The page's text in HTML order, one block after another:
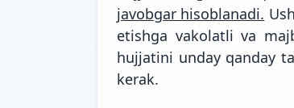
javobgar hisoblanadi.
etishga vakolatli va
hujjatini unday qanday
kerak.